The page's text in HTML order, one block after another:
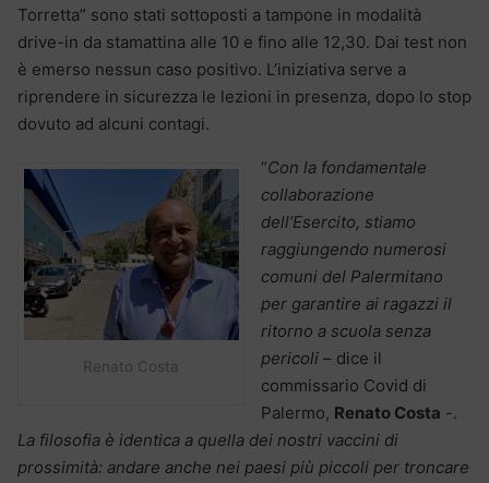
Torretta” sono stati sottoposti a tampone in modalità
drive-in da stamattina alle 10 e fino alle 12,30. Dai test non
è emerso nessun caso positivo. L’iniziativa serve a
riprendere in sicurezza le lezioni in presenza, dopo lo stop
dovuto ad alcuni contagi.
Renato Costa
“Con la fondamentale
collaborazione
dell’Esercito, stiamo
raggiungendo numerosi
comuni del Palermitano
per garantire ai ragazzi il
ritorno a scuola senza
pericoli – dice il
commissario Covid di
Palermo, Renato Costa -.
La filosofia è identica a quella dei nostri vaccini di
prossimità: andare anche nei paesi più piccoli per troncare